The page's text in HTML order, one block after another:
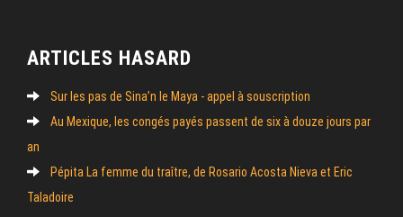
ARTICLES HASARD
Sur les pas de Sina’n le Maya - appel à souscription
Au Mexique, les congés payés passent de six à douze jours par
an
Pépita La femme du traître, de Rosario Acosta Nieva et Eric
Taladoire